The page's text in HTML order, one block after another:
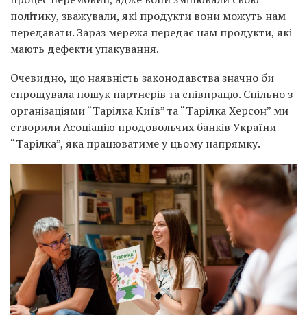
політику, зважували, які продукти вони можуть нам
передавати. Зараз мережа передає нам продукти, які
мають дефекти упакування.
Очевидно, що наявність законодавства значно би
спрощувала пошук партнерів та співпрацю. Спільно з
організаціями “Тарілка Київ” та “Тарілка Херсон” ми
створили Асоціацію продовольчих банків України
“Тарілка”, яка працюватиме у цьому напрямку.